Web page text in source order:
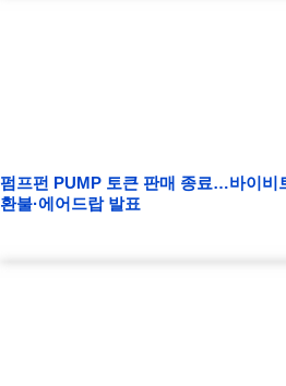
펌프펀 PUMP 토큰 판매 종료…바이비
환불·에어드랍 발표